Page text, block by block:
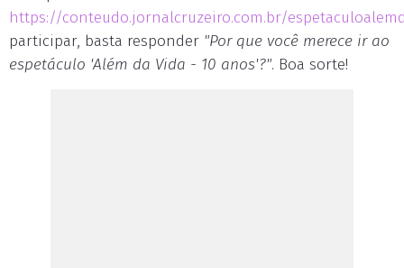
https://conteudo.jornalcruzeiro.com.br/
participar, basta responder "Por que você merece ir ao
espetáculo 'Além da Vida - 10 anos'?". Boa sorte!